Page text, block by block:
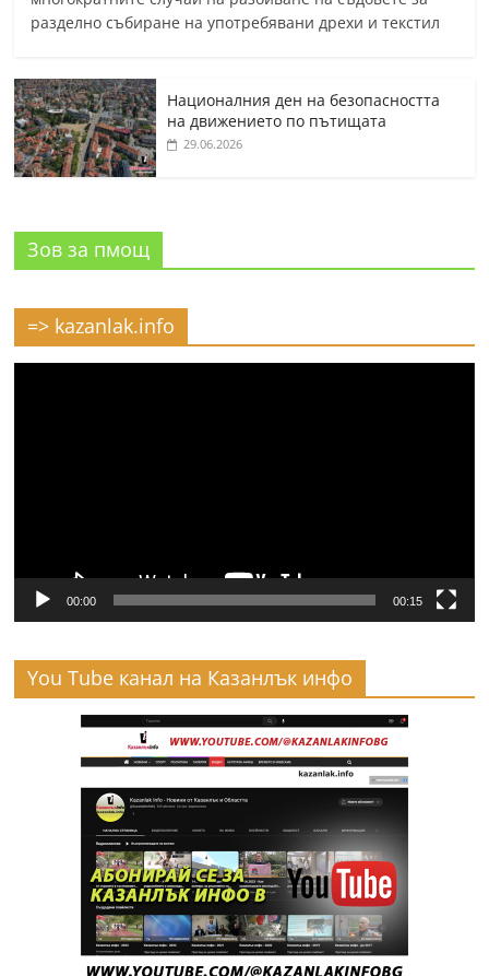
разделно събиране на употребявани дрехи и текстил
Националния ден на безопасността
на движението по пътищата
29.06.2026
Зов за пмощ
=> kazanlak.info
00:00 00:15
You Tube канал на Казанлък инфо